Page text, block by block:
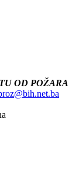
OD POŽARA